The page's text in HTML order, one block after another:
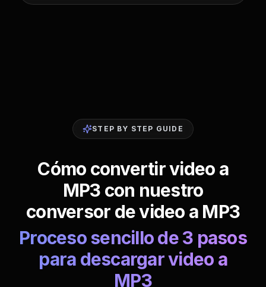
STEP BY STEP GUIDE
Cómo convertir video a
MP3 con nuestro
conversor de video a MP3
Proceso sencillo de 3 pasos
para descargar video a
MP3